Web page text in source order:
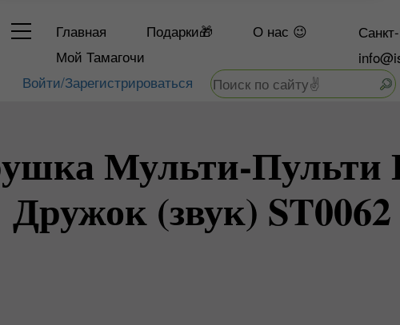
Главная Подарки🎁 О нас 😉
Мой Тамагочи
Войти/Зарегистрироваться
Мульти-Пульти
Дружок (звук) ST0062